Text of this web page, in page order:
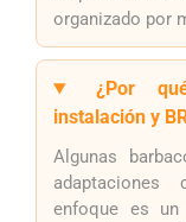
organizado por
¿Por
instalación y
Algunas
adaptaciones
enfoque es